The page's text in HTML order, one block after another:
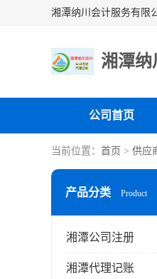
湘潭纳
公司首页
当前位置： 首页 > 供应
产品分类 Product
湘潭公司注册
湘潭代理记账